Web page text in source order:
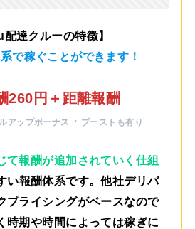
配達クルーの特徴】
で稼ぐことができます！
260円＋距離報酬
アップボーナス ・ ブーストも有り
て報酬が追加されていく仕組
い報酬体系です。他社デリバ
プライシングがベースなので
時期や時間によっては稼ぎに